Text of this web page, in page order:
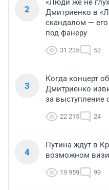
2
«Люди же не
Дмитриенко в
скандалом —
под фанеру
31 235 52
3
Когда концерт
Дмитриенко
за выступление
22 215 24
4
Путина ждут в
возможном
19 959 99